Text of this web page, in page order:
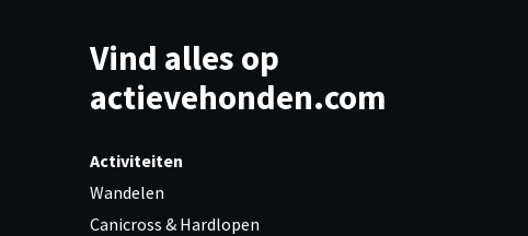
Vind alles op
actievehonden.com
Activiteiten
Wandelen
Canicross & Hardlopen